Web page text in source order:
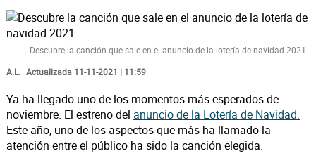
Descubre la canción que sale en el anuncio de la lotería de navidad 2021
A.L. Actualizada 11-11-2021 | 11:59
Ya ha llegado uno de los momentos más esperados de
noviembre. El estreno del anuncio de la Lotería de Navidad.
Este año, uno de los aspectos que más ha llamado la
atención entre el público ha sido la canción elegida.